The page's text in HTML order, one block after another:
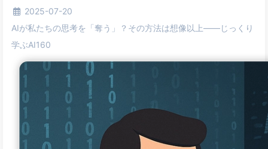
2025-07-20
AIが私たちの思考を「奪う」？その方法は想像以上——じっくり
学ぶAI160